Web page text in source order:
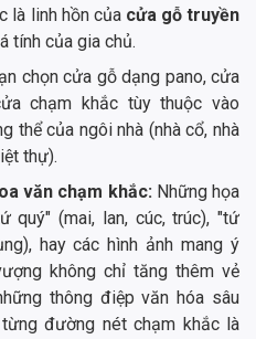
là linh hồn củacửa gỗ truyền
tính của gia chủ.
chọn cửa gỗ dạng pano, cửa
chạm khắc tùy thuộc vào
thể của ngôi nhà (nhà cổ, nhà
thự).
văn chạm khắc: Những họa
quý" (mai, lan, cúc, trúc), "tứ
hay các hình ảnh mang ý
không chỉ tăng thêm vẻ
thông điệp văn hóa sâu
đường nét chạm khắc là